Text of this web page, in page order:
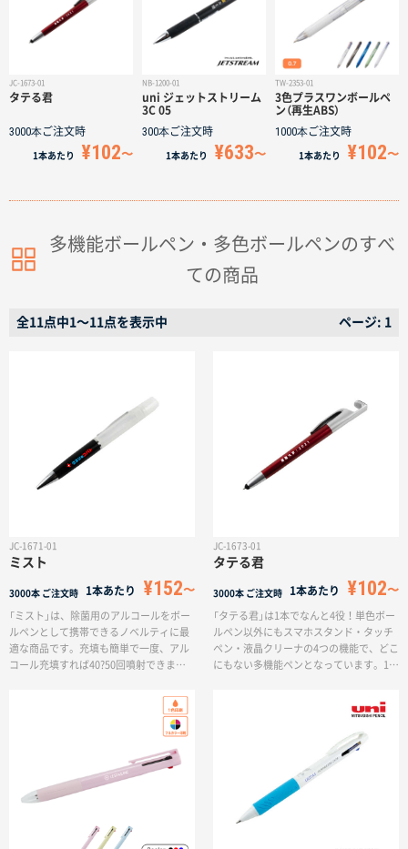
よくあるご質問
JC-1673-01
タテる君
3000本ご注文時
1本あたり ¥102
NB-1200-01
uni ジェットストリーム
3C 05
300本ご注文時
1本あたり ¥633
TW-2353-01
3色プラスワンボールペ
ン（再生ABS）
1000本ご注文時
1本あたり ¥102
多機能ボールペン・多色ボールペンのすべ
ての商品
全11点中1〜11点を表示中 ページ: 1
JC-1671-01
ミスト
3000本 ご注文時 1本あたり ¥152
「ミスト」は、除菌用のアルコールをボー
ルペンとして携帯できるノベルティに最
適な商品です。充填も簡単で一度、アル
コール充填すれば40?50回噴射できま
提に開発しておりますので本体からも液
体が漏れにくい構造となっております。
除菌用のアルコール以外にもマスク用の
類・布製品を清潔にするファブリックミ
ストを入れて外出中にお使いいただけま
す。機能性のあるボールペンは、お得意
JC-1673-01
タテる君
3000本 ご注文時 1本あたり ¥102
「タテる君」は1本でなんと4役！単色ボー
ルペン以外にもスマホスタンド・タッチ
ペン・液晶クリーナの4つの機能で、どこ
にもない多機能ペンとなっています。1本